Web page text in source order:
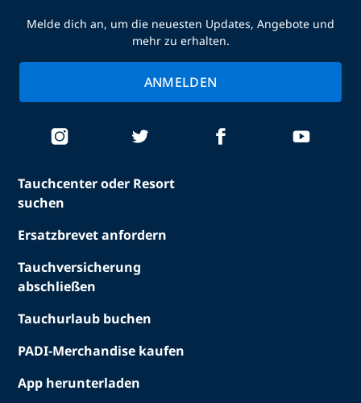
Tauchcenter oder Resort
suchen
Ersatzbrevet anfordern
Tauchversicherung
abschließen
Tauchurlaub buchen
PADI-Merchandise kaufen
App herunterladen
Melde dich an, um die neuesten Updates, Angebote und
mehr zu erhalten.
ANMELDEN